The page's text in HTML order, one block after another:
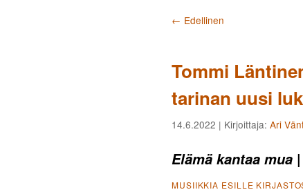
Artikkelien selaus
← Edellinen
Tommi
tarinan uusi
14.6.2022 | Kirjoittaja: Ari
Elämä kantaa mua
MUSIIKKIA ESILLE